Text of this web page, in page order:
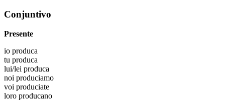
Conjuntivo
Presente
io produca
tu produca
lui/lei produca
noi produciamo
voi produciate
loro producano